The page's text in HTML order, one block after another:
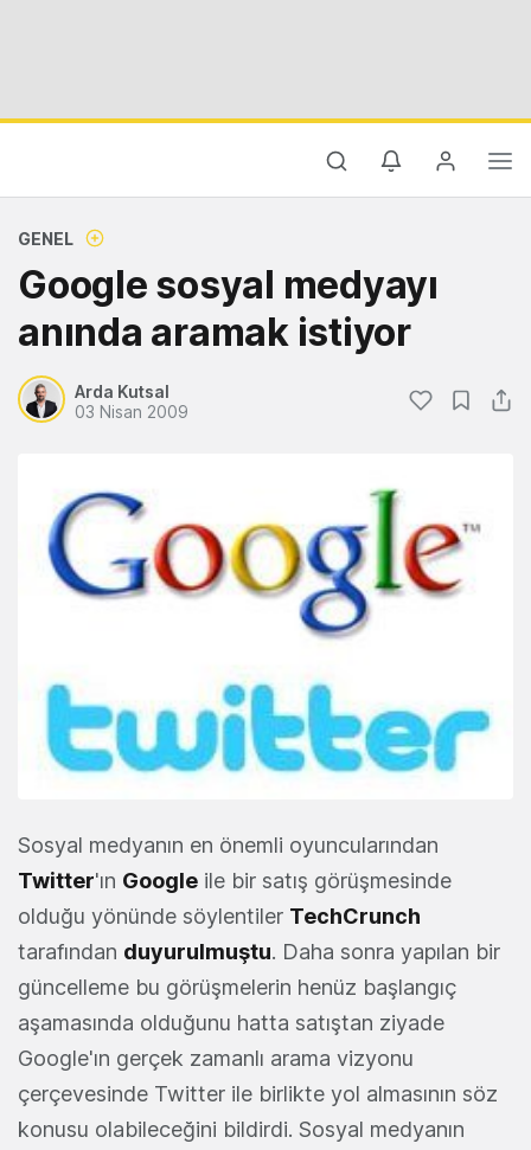
GENEL
Google sosyal medyayı
anında aramak istiyor
Arda Kutsal
03 Nisan 2009
Sosyal medyanın en önemli oyuncularından
Twitter'ın Google ile bir satış görüşmesinde
olduğu yönünde söylentiler TechCrunch
tarafından duyurulmuştu. Daha sonra yapılan bir
güncelleme bu görüşmelerin henüz başlangıç
aşamasında olduğunu hatta satıştan ziyade
Google'ın gerçek zamanlı arama vizyonu
çerçevesinde Twitter ile birlikte yol almasının söz
konusu olabileceğini bildirdi. Sosyal medyanın